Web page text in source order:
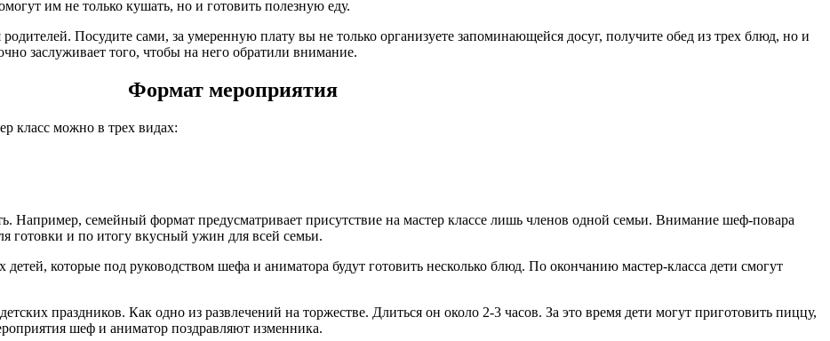
им не только кушать, но и готовить полезную еду.
Посудите сами, за умеренную плату вы не только организуете запоминающейся досуг, получите обед из трех блюд, но и
заслуживает того, чтобы на него обратили внимание.
Формат мероприятия
класс можно в трех видах:
Например, семейный формат предусматривает присутствие на мастер классе лишь членов одной семьи. Внимание шеф-повара
готовки и по итогу вкусный ужин для всей семьи.
детей, которые под руководством шефа и аниматора будут готовить несколько блюд. По окончанию мастер-класса дети смогут
праздников. Как одно из развлечений на торжестве. Длиться он около 2-3 часов. За это время дети могут приготовить пиццу,
шеф и аниматор поздравляют изменника.